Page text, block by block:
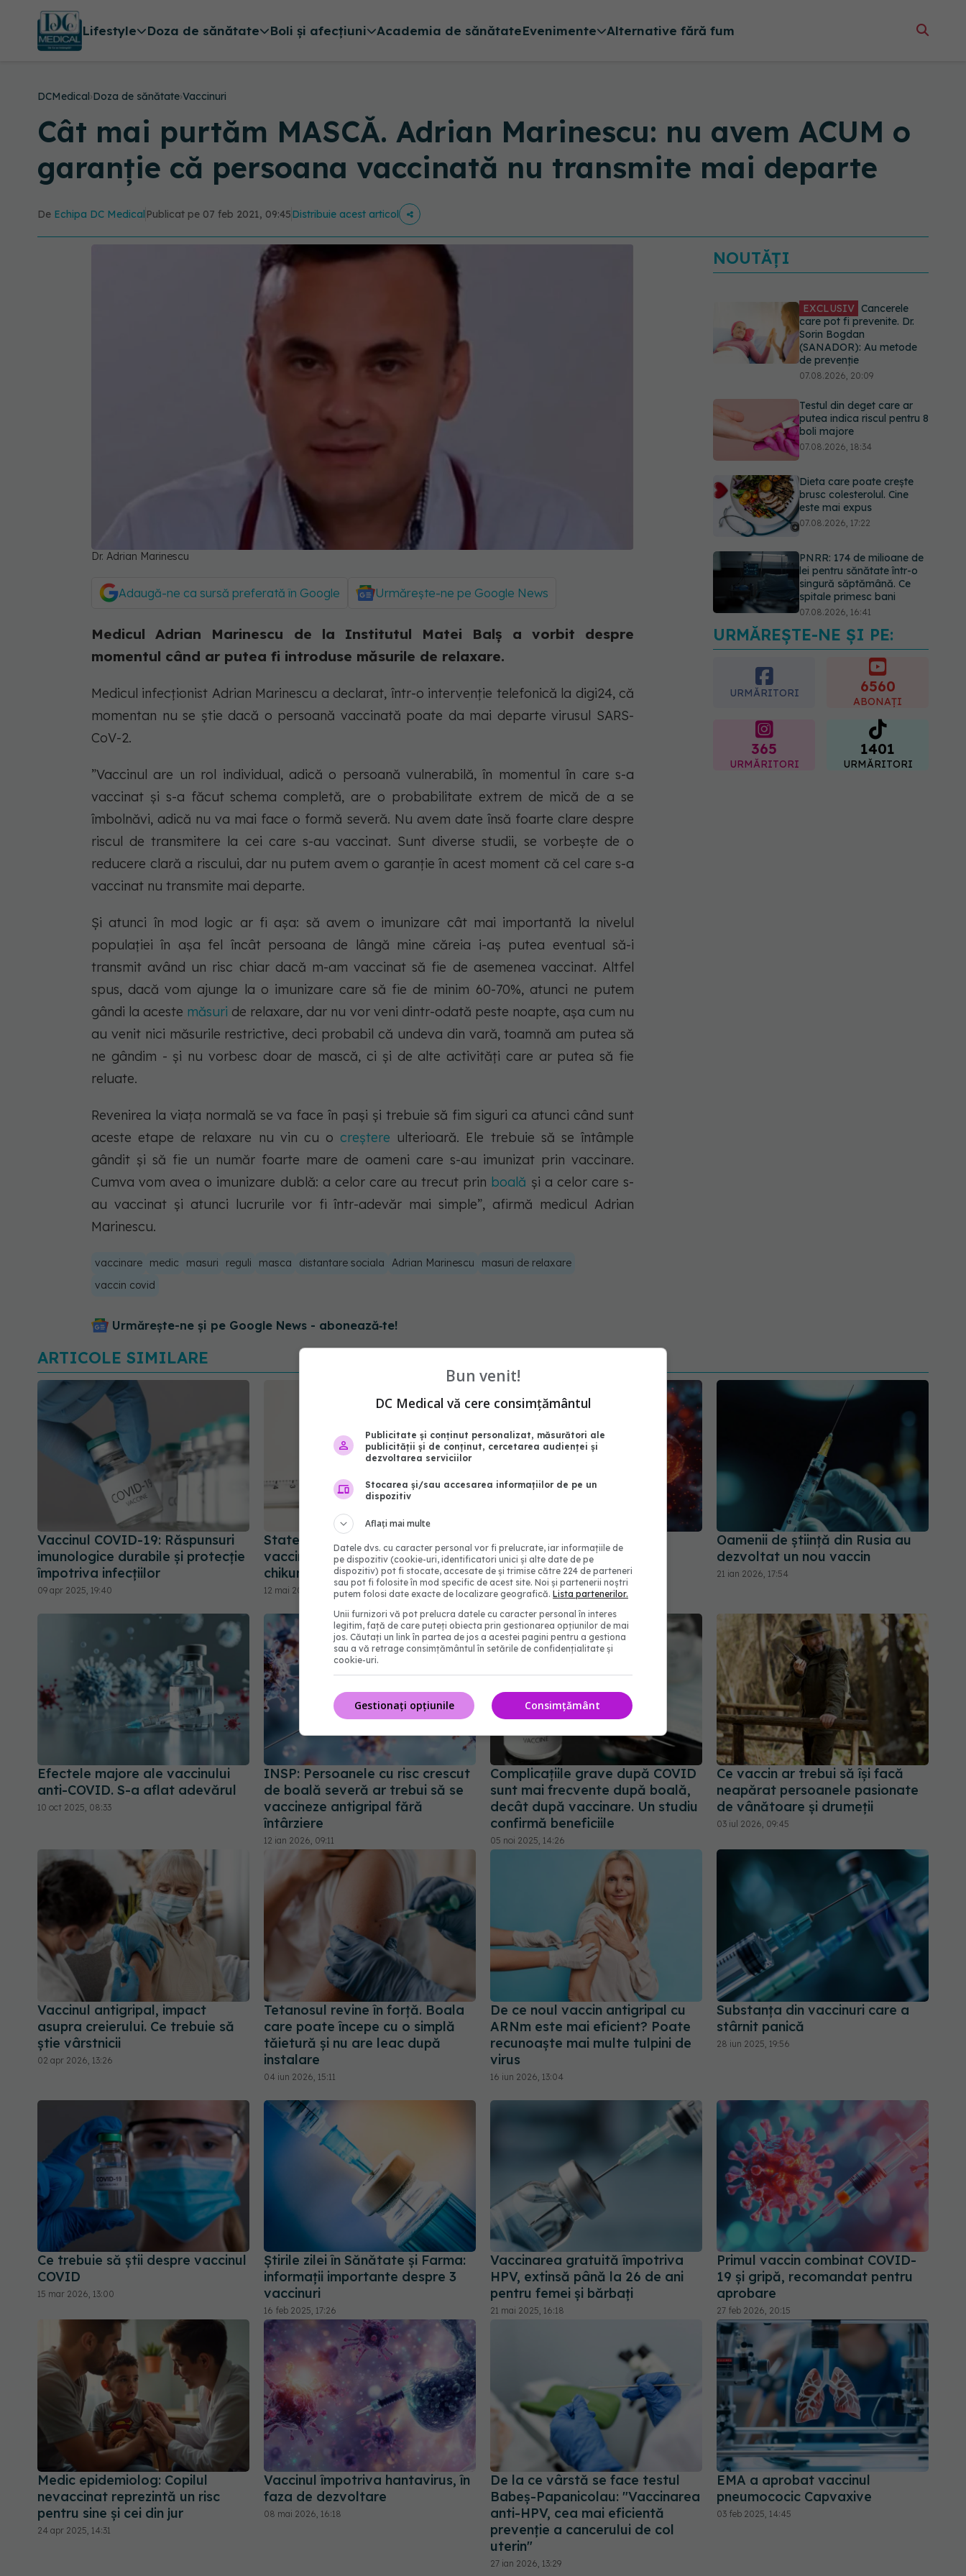
Lifestyle Doza de sănătate Boli și afecțiuni Academia de sănătateEvenimente Alternative fără fum
DCMedical›Doza de sănătate›Vaccinuri
Cât mai purtăm MASCĂ. Adrian Marinescu: nu avem ACUM o
garanție că persoana vaccinată nu transmite mai departe
De Echipa DC Medical Publicat pe 07 feb 2021, 09:45Distribuie acest articol
Dr. Adrian Marinescu
Adaugă-ne ca sursă preferată în Google Urmărește-ne pe Google News
Medicul Adrian Marinescu de la Institutul Matei Balș a vorbit despre
momentul când ar putea fi introduse măsurile de relaxare.
Medicul infecționist Adrian Marinescu a declarat, într-o intervenție telefonică la digi24, că
momentan nu se știe dacă o persoană vaccinată poate da mai departe virusul SARS-
CoV-2.
”Vaccinul are un rol individual, adică o persoană vulnerabilă, în momentul în care s-a
vaccinat și s-a făcut schema completă, are o probabilitate extrem de mică de a se
îmbolnăvi, adică nu va mai face o formă severă. Nu avem date însă foarte clare despre
riscul de transmitere la cei care s-au vaccinat. Sunt diverse studii, se vorbește de o
reducere clară a riscului, dar nu putem avem o garanție în acest moment că cel care s-a
vaccinat nu transmite mai departe.
Și atunci în mod logic ar fi așa: să avem o imunizare cât mai importantă la nivelul
populației în așa fel încât persoana de lângă mine căreia i-aș putea eventual să-i
transmit având un risc chiar dacă m-am vaccinat să fie de asemenea vaccinat. Altfel
spus, dacă vom ajunge la o imunizare care să fie de minim 60-70%, atunci ne putem
gândi la aceste măsuri de relaxare, dar nu vor veni dintr-odată peste noapte, așa cum nu
au venit nici măsurile restrictive, deci probabil că undeva din vară, toamnă am putea să
ne gândim - și nu vorbesc doar de mască, ci și de alte activități care ar putea să fie
reluate.
Revenirea la viața normală se va face în pași și trebuie să fim siguri ca atunci când sunt
aceste etape de relaxare nu vin cu o creștere ulterioară. Ele trebuie să se întâmple
gândit și să fie un număr foarte mare de oameni care s-au imunizat prin vaccinare.
Cumva vom avea o imunizare dublă: a celor care au trecut prin boală și a celor care s-
au vaccinat și atunci lucrurile vor fi într-adevăr mai simple”, afirmă medicul Adrian
Marinescu.
vaccinare medic masuri reguli masca distantare sociala Adrian Marinescu
masuri de relaxare
vaccin covid
Urmărește-ne și pe Google News - abonează‑te!
NOUTĂȚI
EXCLUSIV Cancerele
care pot fi prevenite. Dr.
Sorin Bogdan
(SANADOR): Au metode
de prevenție
07.08.2026, 20:09
Testul din deget care ar
putea indica riscul pentru 8
boli majore
07.08.2026, 18:34
Dieta care poate crește
brusc colesterolul. Cine
este mai expus
07.08.2026, 17:22
PNRR: 174 de milioane de
lei pentru sănătate într-o
singură săptămână. Ce
spitale primesc bani
07.08.2026, 16:41
Ce spune culoarea ta
preferată despre vârsta
pe care o ai. Care este
"codul cromatic" al
URMĂREȘTE-NE ȘI PE:
URMĂRITORI 6560
ABONAȚI
365
URMĂRITORI
1401
URMĂRITORI
ARTICOLE SIMILARE
Vaccinul COVID-19: Răspunsuri
imunologice durabile și protecție
împotriva infecțiilor
09 apr 2025, 19:40
Statele Unite restricţionează
vaccinul Valneva împotrivia
chikungunya
12 mai 2025, 12:36
Un singur vaccin ar putea
preveni mai multe tipuri de
cancer
03 dec 2025, 14:55
Oamenii de ştiinţă din Rusia au
dezvoltat un nou vaccin
21 ian 2026, 17:54
Efectele majore ale vaccinului
anti-COVID. S-a aflat adevărul
10 oct 2025, 08:33
INSP: Persoanele cu risc crescut
de boală severă ar trebui să se
vaccineze antigripal fără
întârziere
12 ian 2026, 09:11
Complicațiile grave după COVID
sunt mai frecvente după boală,
decât după vaccinare. Un studiu
confirmă beneficiile
05 noi 2025, 14:26
Ce vaccin ar trebui să își facă
neapărat persoanele pasionate
de vânătoare și drumeții
03 iul 2026, 09:45
Vaccinul antigripal, impact
asupra creierului. Ce trebuie să
știe vârstnicii
02 apr 2026, 13:26
Tetanosul revine în forță. Boala
care poate începe cu o simplă
tăietură și nu are leac după
instalare
04 iun 2026, 15:11
De ce noul vaccin antigripal cu
ARNm este mai eficient? Poate
recunoaște mai multe tulpini de
virus
16 iun 2026, 13:04
Substanța din vaccinuri care a
stârnit panică
28 iun 2025, 19:56
Ce trebuie să știi despre vaccinul
COVID
15 mar 2026, 13:00
Știrile zilei în Sănătate și Farma:
informații importante despre 3
vaccinuri
16 feb 2025, 17:26
Vaccinarea gratuită împotriva
HPV, extinsă până la 26 de ani
pentru femei și bărbați
21 mai 2025, 16:18
Primul vaccin combinat COVID-
19 și gripă, recomandat pentru
aprobare
27 feb 2026, 20:15
Medic epidemiolog: Copilul
nevaccinat reprezintă un risc
pentru sine şi cei din jur
24 apr 2025, 14:31
Vaccinul împotriva hantavirus, în
faza de dezvoltare
08 mai 2026, 16:18
De la ce vârstă se face testul
Babeş-Papanicolau: "Vaccinarea
anti-HPV, cea mai eficientă
prevenţie a cancerului de col
uterin"
27 ian 2026, 13:29
EMA a aprobat vaccinul
pneumococic Capvaxive
03 feb 2025, 14:45
Bun venit!
DC Medical vă cere consimțământul
Publicitate și conținut personalizat, măsurători ale
publicității și de conținut, cercetarea audienței și
dezvoltarea serviciilor
Stocarea și/sau accesarea informațiilor de pe un
dispozitiv
Aflați mai multe
Datele dvs. cu caracter personal vor fi prelucrate, iar informațiile de
pe dispozitiv (cookie-uri, identificatori unici și alte date de pe
dispozitiv) pot fi stocate, accesate de și trimise către 224 de parteneri
sau pot fi folosite în mod specific de acest site. Noi și partenerii noștri
putem folosi date exacte de localizare geografică. Lista partenerilor.
Unii furnizori vă pot prelucra datele cu caracter personal în interes
legitim, față de care puteți obiecta prin gestionarea opțiunilor de mai
jos. Căutați un link în partea de jos a acestei pagini pentru a gestiona
sau a vă retrage consimțământul în setările de confidențialitate și
cookie-uri.
Consimțământ
Gestionați opțiunile